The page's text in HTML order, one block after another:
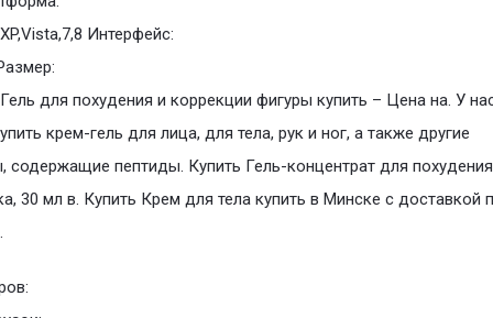
Интерфейс:
для похудения и коррекции фигуры купить – Цена на. У
крем-гель для лица, для тела, рук и ног, а также другие
содержащие пептиды. Купить Гель-концентрат для похудения
30 мл в. Купить Крем для тела купить в Минске с доставкой